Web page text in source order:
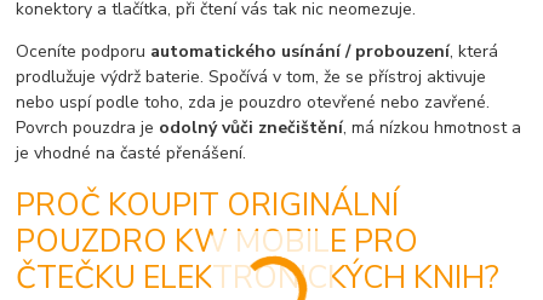
konektory a tlačítka, při čtení vás tak nic neomezuje.
Oceníte podporu automatického usínání / probouzení, která
prodlužuje výdrž baterie. Spočívá v tom, že se přístroj aktivuje
nebo uspí podle toho, zda je pouzdro otevřené nebo zavřené.
Povrch pouzdra je odolný vůči znečištění, má nízkou hmotnost a
je vhodné na časté přenášení.
PROČ KOUPIT ORIGINÁLNÍ
POUZDRO KW MOBILE PRO
ČTEČKU ELEKTRONICKÝCH KNIH?